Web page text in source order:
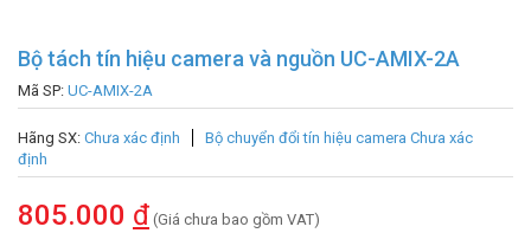
Bộ tách tín hiệu camera và nguồn UC-AMIX-2A
Mã SP: UC-AMIX-2A
Hãng SX: Chưa xác định
Bộ chuyển đổi tín hiệu camera Chưa xác
định
805.000 đ (Giá chưa bao gồm VAT)